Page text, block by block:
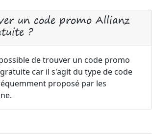
un code promo Allianz
?
de trouver un code promo
car il s'agit du type de code
proposé par les